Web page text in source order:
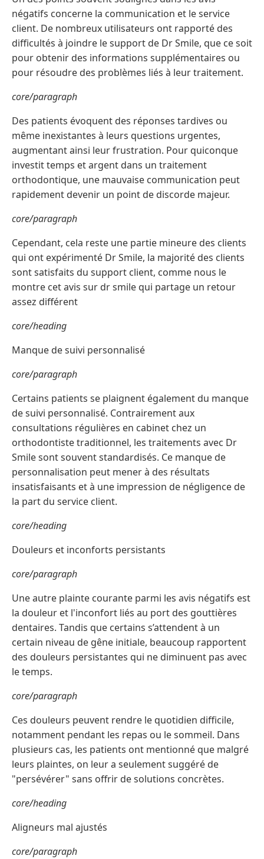
négatifs concerne la communication et le service
client. De nombreux utilisateurs ont rapporté des
difficultés à joindre le support de Dr Smile, que ce soit
pour obtenir des informations supplémentaires ou
pour résoudre des problèmes liés à leur traitement.
core/paragraph
Des patients évoquent des réponses tardives ou
même inexistantes à leurs questions urgentes,
augmentant ainsi leur frustration. Pour quiconque
investit temps et argent dans un traitement
orthodontique, une mauvaise communication peut
rapidement devenir un point de discorde majeur.
core/paragraph
Cependant, cela reste une partie mineure des clients
qui ont expérimenté Dr Smile, la majorité des clients
sont satisfaits du support client, comme nous le
montre cet avis sur dr smile qui partage un retour
assez différent
core/heading
Manque de suivi personnalisé
core/paragraph
Certains patients se plaignent également du manque
de suivi personnalisé. Contrairement aux
consultations régulières en cabinet chez un
orthodontiste traditionnel, les traitements avec Dr
Smile sont souvent standardisés. Ce manque de
personnalisation peut mener à des résultats
insatisfaisants et à une impression de négligence de
la part du service client.
core/heading
Douleurs et inconforts persistants
core/paragraph
Une autre plainte courante parmi les avis négatifs est
la douleur et l'inconfort liés au port des gouttières
dentaires. Tandis que certains s’attendent à un
certain niveau de gêne initiale, beaucoup rapportent
des douleurs persistantes qui ne diminuent pas avec
le temps.
core/paragraph
Ces douleurs peuvent rendre le quotidien difficile,
notamment pendant les repas ou le sommeil. Dans
plusieurs cas, les patients ont mentionné que malgré
leurs plaintes, on leur a seulement suggéré de
"persévérer" sans offrir de solutions concrètes.
core/heading
Aligneurs mal ajustés
core/paragraph